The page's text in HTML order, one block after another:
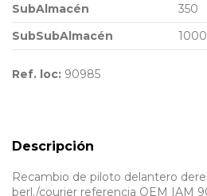
SubAlmacén
350
SubSubAlmacén
Ref. loc: 90985
Descripción
Recambio de piloto delantero
berl./courier referencia OEM IAM